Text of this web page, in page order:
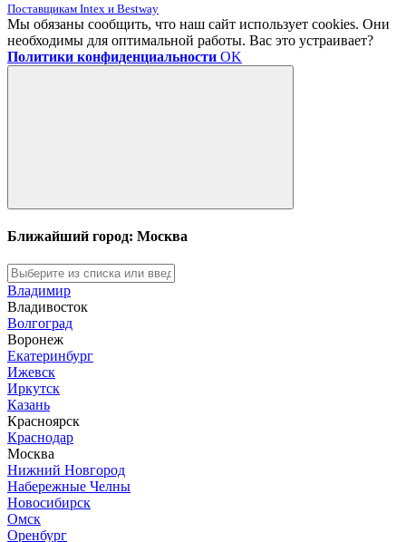
Поставщикам Intex и Bestway
Мы обязаны сообщить, что наш сайт использует cookies. Они
необходимы для оптимальной работы. Вас это устраивает?
Политики конфиденциальности OK
Ближайший город: Москва
Владимир
Владивосток
Волгоград
Воронеж
Екатеринбург
Ижевск
Иркутск
Казань
Красноярск
Краснодар
Москва
Нижний Новгород
Набережные Челны
Новосибирск
Омск
Оренбург